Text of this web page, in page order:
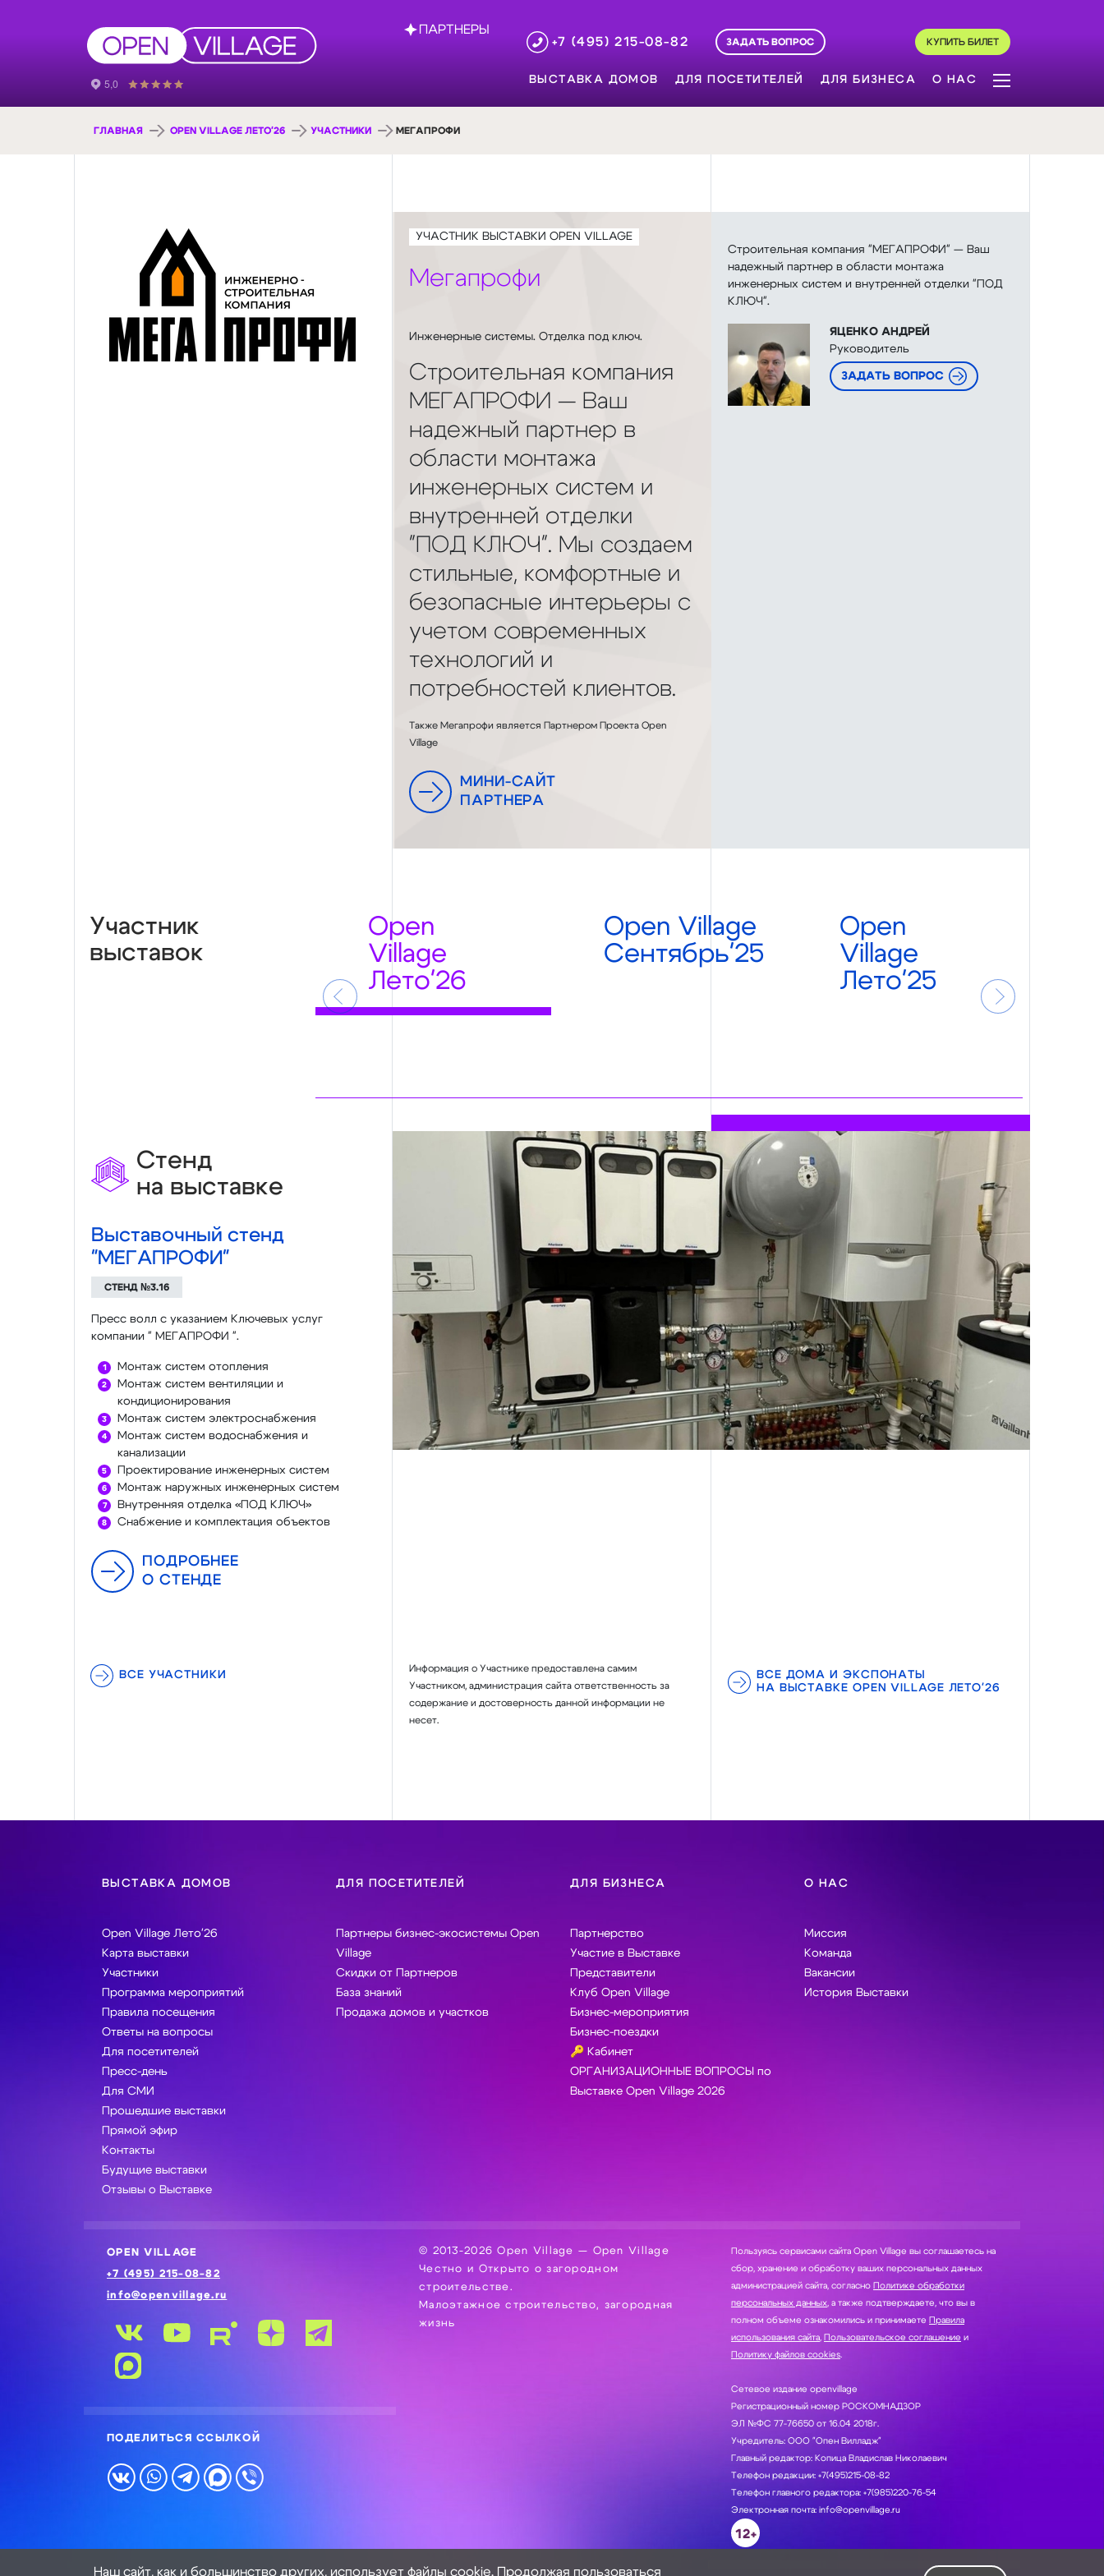
ПАРТНЕРЫ
+7 (495) 215-08-82
ЗАДАТЬ ВОПРОС КУПИТЬ БИЛЕТ
ВЫСТАВКА ДОМОВ ДЛЯ ПОСЕТИТЕЛЕЙ ДЛЯ БИЗНЕСА О НАС
ГЛАВНАЯ OPEN VILLAGE ЛЕТО'26 УЧАСТНИКИ МЕГАПРОФИ
УЧАСТНИК ВЫСТАВКИ OPEN VILLAGE
Мегапрофи
Инженерные системы. Отделка под ключ.
Строительная компания
МЕГАПРОФИ — Ваш
надежный партнер в
области монтажа
инженерных систем и
внутренней отделки
"ПОД КЛЮЧ". Мы создаем
стильные, комфортные и
безопасные интерьеры с
учетом современных
технологий и
потребностей клиентов.
Также Мегапрофи является Партнером Проекта Open
Village
МИНИ-САЙТ
ПАРТНЕРА
Строительная компания "МЕГАПРОФИ" — Ваш
надежный партнер в области монтажа
инженерных систем и внутренней отделки "ПОД
КЛЮЧ".
ЯЦЕНКО АНДРЕЙ
Руководитель
ЗАДАТЬ ВОПРОС
Участник
выставок
Open
Village
Лето'26
Open Village
Сентябрь'25
Open
Village
Лето'25
Стенд
на выставке
Выставочный стенд
"МЕГАПРОФИ"
СТЕНД №3.16
Пресс волл с указанием Ключевых услуг
компании " МЕГАПРОФИ ".
Монтаж систем отопления
Монтаж систем вентиляции и
кондиционирования
Монтаж систем электроснабжения
Монтаж систем водоснабжения и
канализации
Проектирование инженерных систем
Монтаж наружных инженерных систем
Внутренняя отделка «ПОД КЛЮЧ»
Снабжение и комплектация объектов
ПОДРОБНЕЕ
О СТЕНДЕ
ВСЕ УЧАСТНИКИ
Информация о Участнике предоставлена самим
Участником, администрация сайта ответственность за
содержание и достоверность данной информации не
несет.
ВСЕ ДОМА И ЭКСПОНАТЫ
НА ВЫСТАВКЕ OPEN VILLAGE ЛЕТО'26
ВЫСТАВКА ДОМОВ
Open Village Лето'26
Карта выставки
Участники
Программа мероприятий
Правила посещения
Ответы на вопросы
Для посетителей
Пресс-день
Для СМИ
Прошедшие выставки
Прямой эфир
Контакты
Будущие выставки
Отзывы о Выставке
ДЛЯ ПОСЕТИТЕЛЕЙ
Партнеры бизнес-экосистемы Open
Village
Скидки от Партнеров
База знаний
Продажа домов и участков
ДЛЯ БИЗНЕСА
Партнерство
Участие в Выставке
Представители
Клуб Open Village
Бизнес-мероприятия
Бизнес-поездки
🔑 Кабинет
ОРГАНИЗАЦИОННЫЕ ВОПРОСЫ по
Выставке Open Village 2026
О НАС
Миссия
Команда
Вакансии
История Выставки
OPEN VILLAGE
+7 (495) 215-08-82
info@openvillage.ru
ПОДЕЛИТЬСЯ ССЫЛКОЙ
© 2013-2026 Open Village — Open Village
Честно и Открыто о загородном
строительстве.
Малоэтажное строительство, загородная
жизнь
Пользуясь сервисами сайта Open Village вы соглашаетесь на
сбор, хранение и обработку ваших персональных данных
администрацией сайта, согласно Политике обработки
персональных данных , а также подтверждаете, что вы в
полном объеме ознакомились и принимаете Правила
использования сайта Пользовательское соглашение и
Политику файлов cookies.
Сетевое издание openvillage
Регистрационный номер РОСКОМНАДЗОР
ЭЛ №ФС 77-76650 от 16.04 2018г.
Учредитель: ООО "Опен Вилладж"
Главный редактор: Копица Владислав Николаевич
Телефон редакции: +7(495)215-08-82
Телефон главного редактора: +7(985)220-76-54
Электронная почта: info@openvillage.ru
12+
Наш сайт, как и большинство других, использует файлы cookie. Продолжая пользоваться